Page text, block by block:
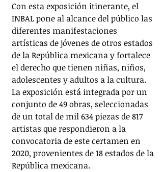
Con esta exposición itinerante, el
INBAL pone al alcance del público las
diferentes manifestaciones
artísticas de jóvenes de otros estados
de la República mexicana y fortalece
el derecho que tienen niñas, niños,
adolescentes y adultos a la cultura.
La exposición está integrada por un
conjunto de 49 obras, seleccionadas
de un total de mil 634 piezas de 817
artistas que respondieron a la
convocatoria de este certamen en
2020, provenientes de 18 estados de la
República mexicana.